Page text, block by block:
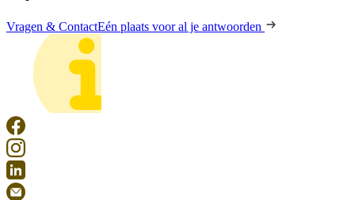
Vragen & ContactEén plaats voor al je antwoorden